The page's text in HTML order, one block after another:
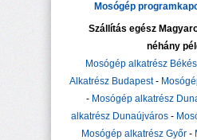
Mosógép
Szállítás egész
néhány
Mosógép alkatrész
Alkatrész Budapest-
- Mosógép alkatrész
alkatrész Dunaújváros-
Mosógép alkatrész Győr-